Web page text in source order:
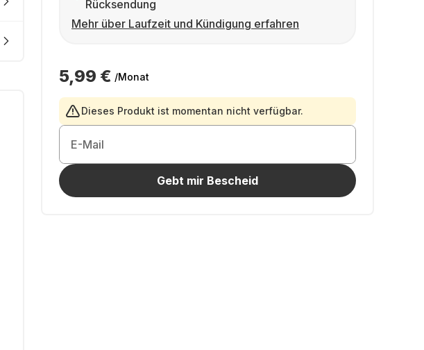
Rücksendung
Mehr über Laufzeit und Kündigung erfahren
5,99 € /Monat
Dieses Produkt ist momentan nicht verfügbar.
E-Mail
Gebt mir Bescheid